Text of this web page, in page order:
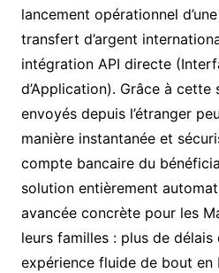
lancement opérationnel
transfert d’argent
intégration API directe
d’Application). Grâce à
envoyés depuis l’étranger
manière instantanée et
compte bancaire du
solution entièrement
avancée concrète pour les
leurs familles : plus de délais
expérience fluide de bout